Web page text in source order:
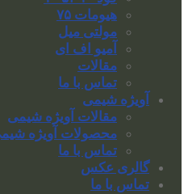
هیومات ۷۵
مولتی میل
آمیو اف ای
مقالات
تماس با ما
آویژه شیمی
مقالات آویژه شیمی
محصولات آویژه
تماس با ما
گالری عکس
تماس با ما